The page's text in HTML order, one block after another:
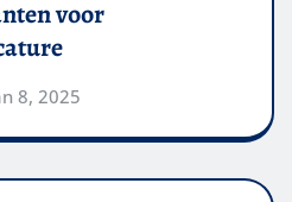
voor
8, 2025